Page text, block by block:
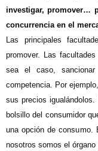
investigar, promover…
concurrencia en el
Las principales
promover. Las
sea el caso,
competencia. Por
sus precios
bolsillo del consumidor
una opción de consumo.
nosotros somos el órgano